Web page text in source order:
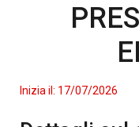
Inizia il: 17/07/2026